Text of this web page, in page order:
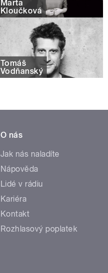
Marta
Kloučková
Tomáš
Vodňanský
O nás
Jak nás naladíte
Nápověda
Lidé v rádiu
Kariéra
Kontakt
Rozhlasový poplatek